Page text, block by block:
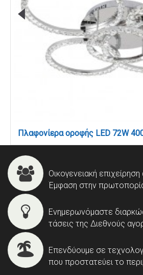
Οικογενειακή
Έμφαση στην
Ενημερωνόμαστε
τάσεις της Διεθνούς
Επενδύουμε σε
που προστατεύει το